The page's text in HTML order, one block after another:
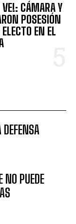
VE!: CÁMARA Y
POSESIÓN
EN EL
NO PUEDE